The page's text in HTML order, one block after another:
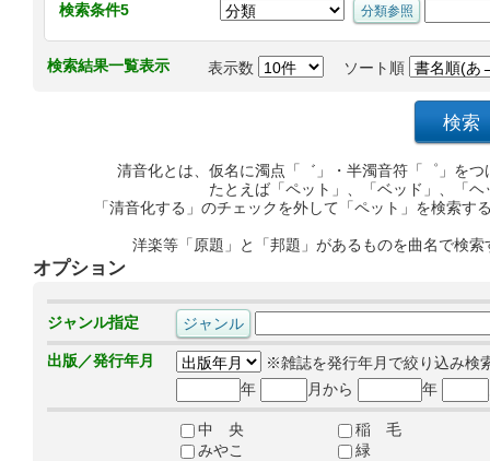
検索条件5
検索結果一覧表示 表示数 ソート順
清音化とは、仮名に濁点「゛」・半濁音符「゜」を
たとえば「ペット」、「ベッド」、「
「清音化する」のチェックを外して「ペット」を検索
洋楽等「原題」と「邦題」があるものを曲名で検
オプション
ジャンル指定
出版／発行年月
※雑誌を発行年月で絞り込み検
年
月から 年
中 央
稲 毛
みやこ
緑